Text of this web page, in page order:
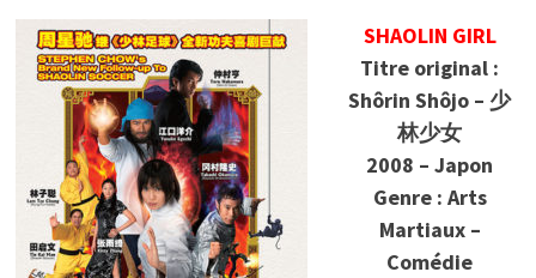
SHAOLIN GIRL
Titre original :
Shôrin Shôjo – 少
林少女
2008 – Japon
Genre : Arts
Martiaux –
Comédie